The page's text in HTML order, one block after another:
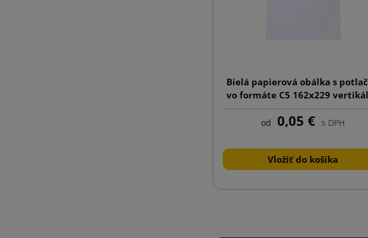
Bielá papierová obálka s
vo formáte C5 162x229
od 0,05 € s DPH
Vložiť do košíka